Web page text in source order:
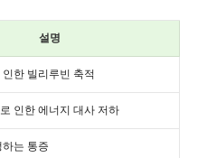
설명
한 빌리루빈 축적
인한 에너지 대사 저하
는 통증